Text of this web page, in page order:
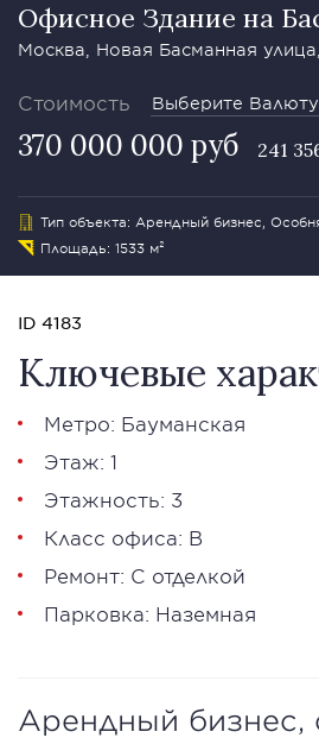
Офисное Здание на
Москва, Новая Басманная
Стоимость Выберите Валюту
370 000 000 руб 241
Тип объекта: Арендный бизнес,
Площадь: 1533 м²
ID 4183
Ключевые
Метро: Бауманская
Этаж: 1
Этажность: 3
Класс офиса: В
Ремонт: С отделкой
Парковка: Наземная
Арендный бизнес,